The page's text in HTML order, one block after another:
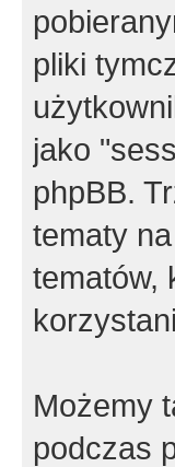
pliki
jako
phpBB.
tematy
tematów,
Możemy
podczas